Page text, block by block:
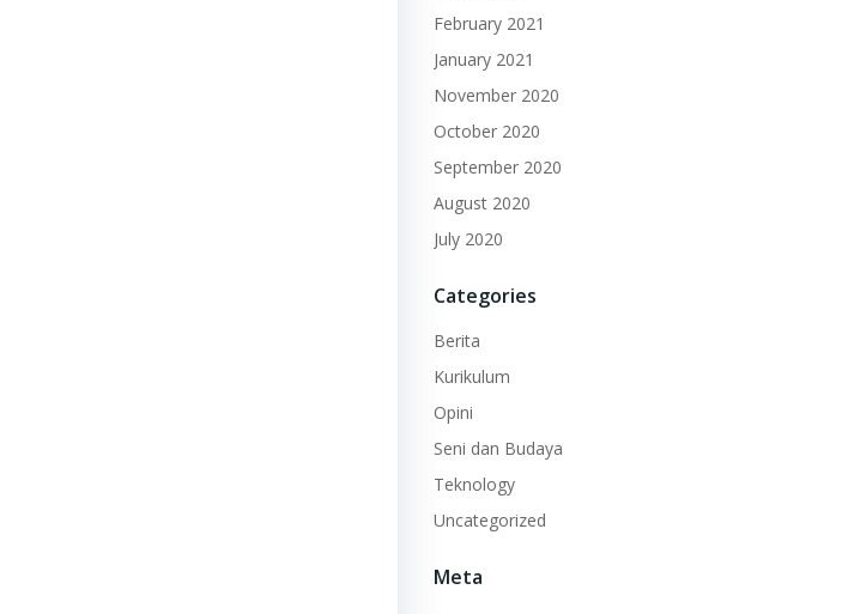
February 2021
January 2021
November 2020
October 2020
September 2020
August 2020
July 2020
Categories
Berita
Kurikulum
Opini
Seni dan Budaya
Teknology
Uncategorized
Meta